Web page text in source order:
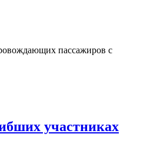
пассажиров с
участниках